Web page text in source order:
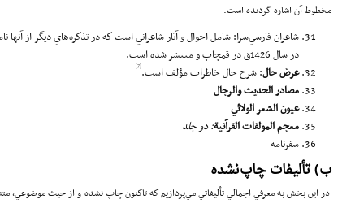
مخطوط آن اشاره گرديده است.
شاعران فارسي‌سرا: شامل احوال و آثار شاعراني است كه در تذكره‌هاي ديگر از
در سال 1426ق در قمچاپ و منتشر شده است.
عرض حال:‌ شرح حال خاطرات مؤلف است.[7]
مصادر الحديث والرجال
عيون الشعر الولائي
معجم المولفاتالقرآنية: دو جلد
سفرنامه
ب) تأليفات چاپ‌نشده
در اين بخش به معرفي اجمالي تأليفاتي مي‌پردازيم كه تاكنون چاپ نشده و از حيث موضوعي،